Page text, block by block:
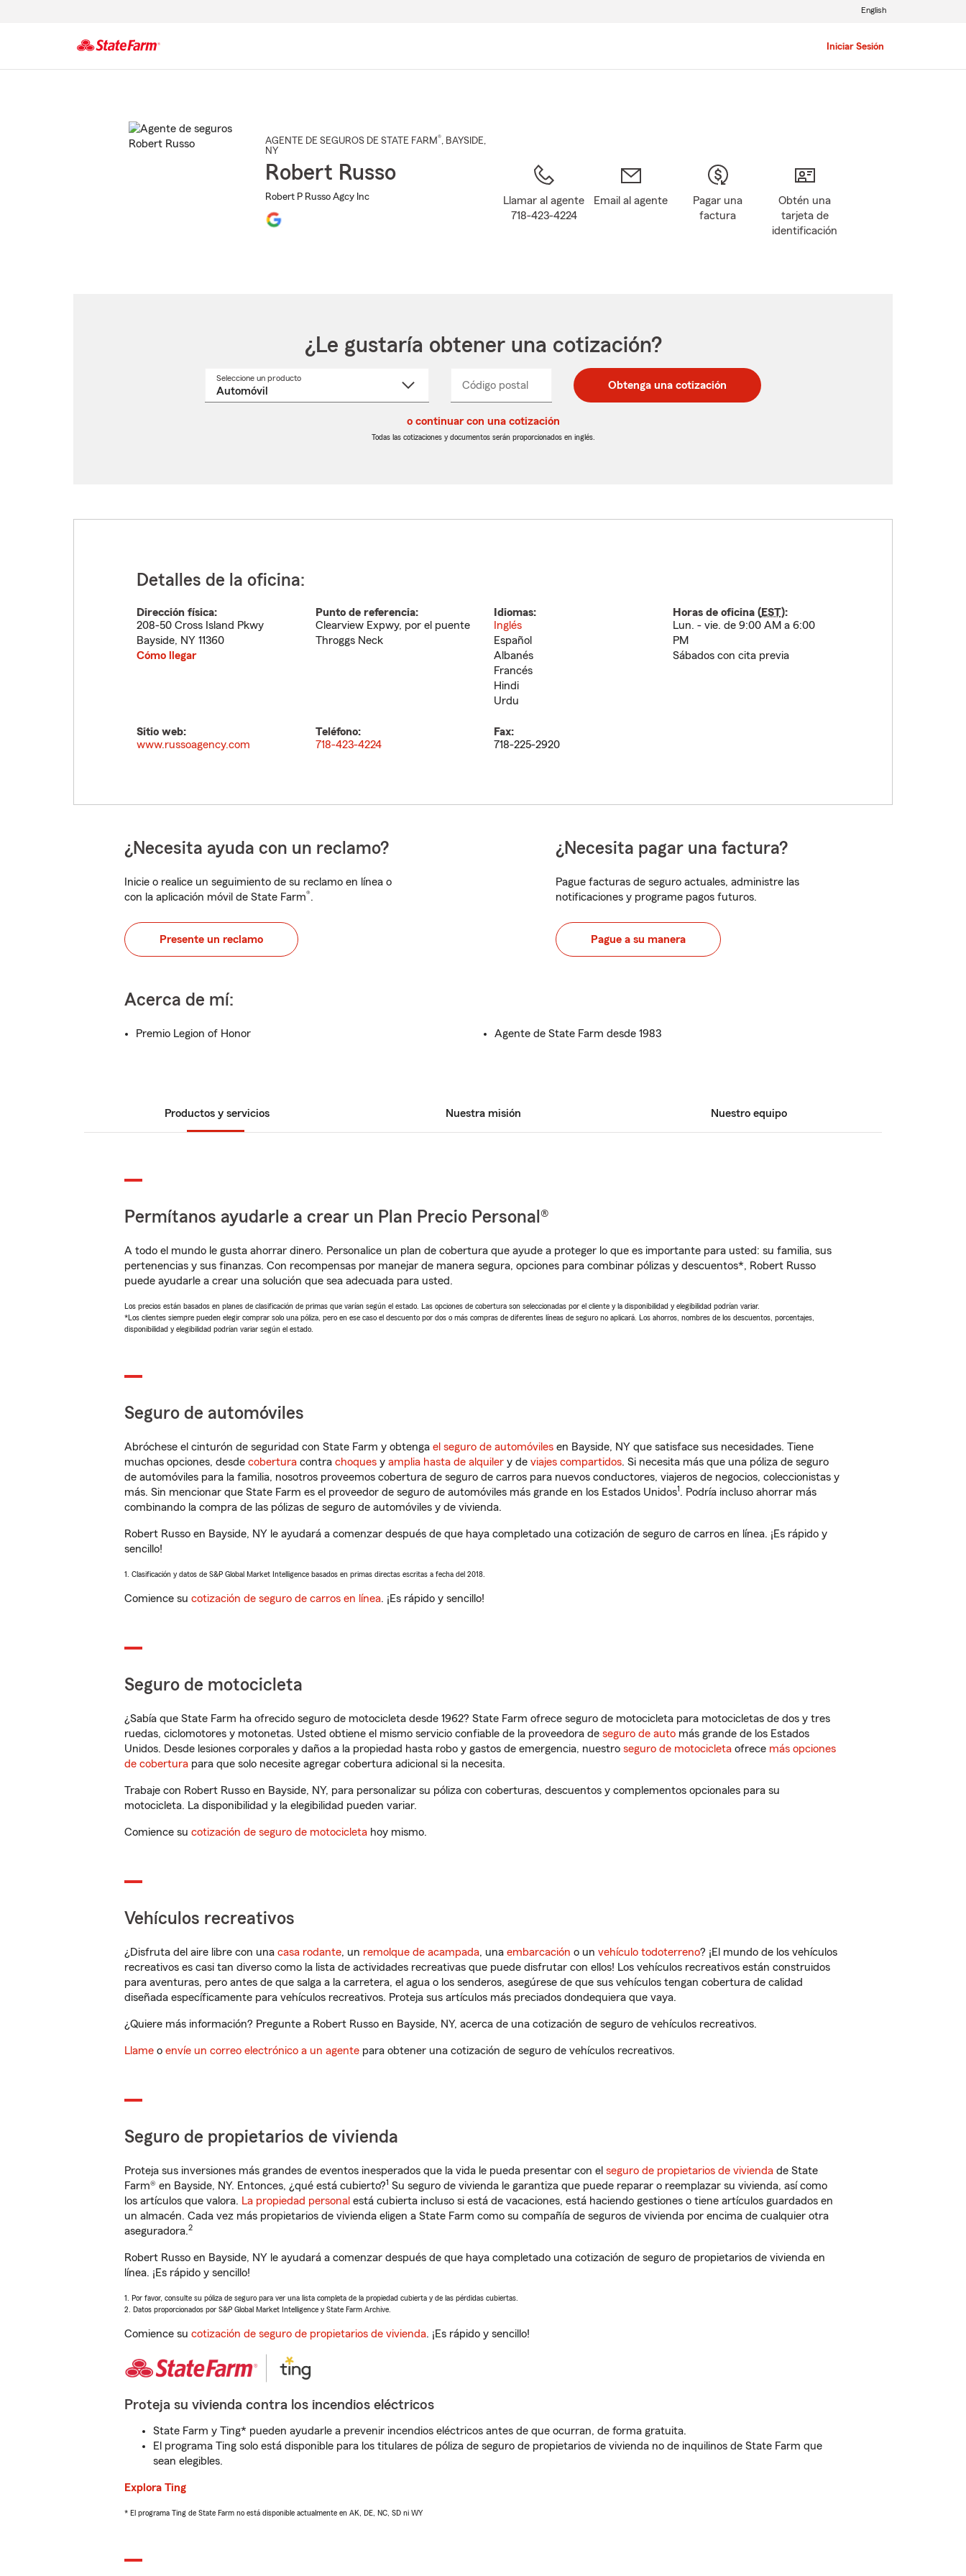
Iniciar Sesión
English
AGENTE DE SEGUROS DE STATE FARM®, BAYSIDE,
NY
Robert Russo
Robert P Russo Agcy Inc
Llamar al agente
718-423-4224
Email al agente
Pagar una
factura
Obtén una
tarjeta de
identificación
¿Le gustaría obtener una cotización?
Seleccione un productoSeleccione
Código postal
postal
de
postal
de
_____ Obtenga una cotización
o continuar con una cotización
Todas las cotizaciones y documentos serán proporcionados en inglés.
Detalles de la oficina:
Dirección física:
208-50 Cross Island Pkwy
Bayside, NY 11360
Cómo llegar
Punto de referencia:
Clearview Expwy, por el puente
Throggs Neck
Idiomas:
Inglés
Español
Albanés
Francés
Hindi
Urdu
Horas de oficina (EST):
Lun. - vie. de 9:00 AM a 6:00
PM
Sábados con cita previa
Sitio web:
www.russoagency.com
Teléfono:
718-423-4224
Fax:
718-225-2920
¿Necesita ayuda con un reclamo?
Inicie o realice un seguimiento de su reclamo en línea o
con la aplicación móvil de State Farm®.
Presente un reclamo
¿Necesita pagar una factura?
Pague facturas de seguro actuales, administre las
notificaciones y programe pagos futuros.
Pague a su manera
Acerca de mí:
Premio Legion of Honor Agente de State Farm desde 1983
Productos y servicios Nuestra misión Nuestro equipo
Permítanos ayudarle a crear un Plan Precio Personal®
A todo el mundo le gusta ahorrar dinero. Personalice un plan de cobertura que ayude a proteger lo que es importante para usted: su familia, sus
pertenencias y sus finanzas. Con recompensas por manejar de manera segura, opciones para combinar pólizas y descuentos*, Robert Russo
puede ayudarle a crear una solución que sea adecuada para usted.
Los precios están basados en planes de clasificación de primas que varían según el estado. Las opciones de cobertura son seleccionadas por el cliente y la disponibilidad y elegibilidad podrían variar.
*Los clientes siempre pueden elegir comprar solo una póliza, pero en ese caso el descuento por dos o más compras de diferentes líneas de seguro no aplicará. Los ahorros, nombres de los descuentos, porcentajes,
disponibilidad y elegibilidad podrían variar según el estado.
Seguro de automóviles
Abróchese el cinturón de seguridad con State Farm y obtenga el seguro de automóviles en Bayside, NY que satisface sus necesidades. Tiene
muchas opciones, desde cobertura contra choques y amplia hasta de alquiler y de viajes compartidos. Si necesita más que una póliza de seguro
de automóviles para la familia, nosotros proveemos cobertura de seguro de carros para nuevos conductores, viajeros de negocios, coleccionistas y
más. Sin mencionar que State Farm es el proveedor de seguro de automóviles más grande en los Estados Unidos1. Podría incluso ahorrar más
combinando la compra de las pólizas de seguro de automóviles y de vivienda.
Robert Russo en Bayside, NY le ayudará a comenzar después de que haya completado una cotización de seguro de carros en línea. ¡Es rápido y
sencillo!
1. Clasificación y datos de S&P Global Market Intelligence basados en primas directas escritas a fecha del 2018.
Comience su cotización de seguro de carros en línea. ¡Es rápido y sencillo!
Seguro de motocicleta
¿Sabía que State Farm ha ofrecido seguro de motocicleta desde 1962? State Farm ofrece seguro de motocicleta para motocicletas de dos y tres
ruedas, ciclomotores y motonetas. Usted obtiene el mismo servicio confiable de la proveedora de seguro de auto más grande de los Estados
Unidos. Desde lesiones corporales y daños a la propiedad hasta robo y gastos de emergencia, nuestro seguro de motocicleta ofrece más opciones
de cobertura para que solo necesite agregar cobertura adicional si la necesita.
Trabaje con Robert Russo en Bayside, NY, para personalizar su póliza con coberturas, descuentos y complementos opcionales para su
motocicleta. La disponibilidad y la elegibilidad pueden variar.
Comience su cotización de seguro de motocicleta hoy mismo.
Vehículos recreativos
¿Disfruta del aire libre con una casa rodante, un remolque de acampada, una embarcación o un vehículo todoterreno? ¡El mundo de los vehículos
recreativos es casi tan diverso como la lista de actividades recreativas que puede disfrutar con ellos! Los vehículos recreativos están construidos
para aventuras, pero antes de que salga a la carretera, el agua o los senderos, asegúrese de que sus vehículos tengan cobertura de calidad
diseñada específicamente para vehículos recreativos. Proteja sus artículos más preciados dondequiera que vaya.
¿Quiere más información? Pregunte a Robert Russo en Bayside, NY, acerca de una cotización de seguro de vehículos recreativos.
Llame o envíe un correo electrónico a un agente para obtener una cotización de seguro de vehículos recreativos.
Seguro de propietarios de vivienda
Proteja sus inversiones más grandes de eventos inesperados que la vida le pueda presentar con el seguro de propietarios de vivienda de State
Farm® en Bayside, NY. Entonces, ¿qué está cubierto?1 Su seguro de vivienda le garantiza que puede reparar o reemplazar su vivienda, así como
los artículos que valora. La propiedad personal está cubierta incluso si está de vacaciones, está haciendo gestiones o tiene artículos guardados en
un almacén. Cada vez más propietarios de vivienda eligen a State Farm como su compañía de seguros de vivienda por encima de cualquier otra
aseguradora.2
Robert Russo en Bayside, NY le ayudará a comenzar después de que haya completado una cotización de seguro de propietarios de vivienda en
línea. ¡Es rápido y sencillo!
1. Por favor, consulte su póliza de seguro para ver una lista completa de la propiedad cubierta y de las pérdidas cubiertas.
2. Datos proporcionados por S&P Global Market Intelligence y State Farm Archive.
Comience su cotización de seguro de propietarios de vivienda. ¡Es rápido y sencillo!
Proteja su vivienda contra los incendios eléctricos
State Farm y Ting* pueden ayudarle a prevenir incendios eléctricos antes de que ocurran, de forma gratuita.
El programa Ting solo está disponible para los titulares de póliza de seguro de propietarios de vivienda no de inquilinos de State Farm que
sean elegibles.
Explora Ting
* El programa Ting de State Farm no está disponible actualmente en AK, DE, NC, SD ni WY